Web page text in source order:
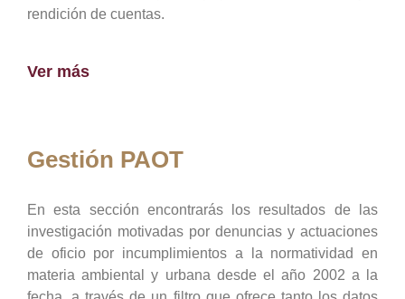
rendición de cuentas.
Ver más
Gestión PAOT
En esta sección encontrarás los resultados de las
investigación motivadas por denuncias y actuaciones
de oficio por incumplimientos a la normatividad en
materia ambiental y urbana desde el año 2002 a la